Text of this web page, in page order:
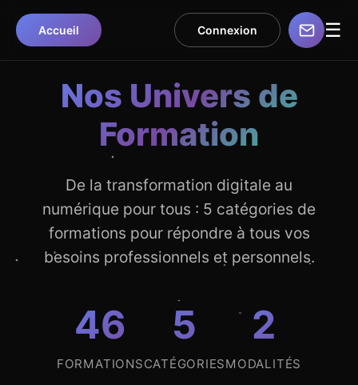
Accueil Connexion ☰
Nos Univers de
Formation
De la transformation digitale au
numérique pour tous : 5 catégories de
formations pour répondre à tous vos
besoins professionnels et personnels.
46
FORMATIONS
5
CATÉGORIES
2
MODALITÉS